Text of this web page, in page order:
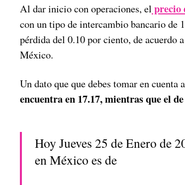
Al dar inicio con operaciones, el precio
con un tipo de intercambio bancario de
pérdida del 0.10 por ciento, de
México.
Un dato que que debes tomar en cuenta
encuentra en 17.17, mientras que el
Hoy Jueves 25 de Enero de
en México es de